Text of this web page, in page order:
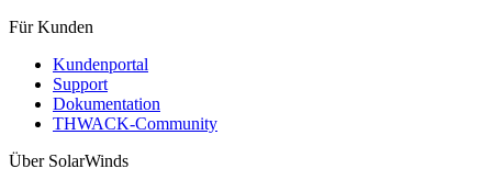
Für Kunden
Kundenportal
Support
Dokumentation
THWACK-Community
Über SolarWinds